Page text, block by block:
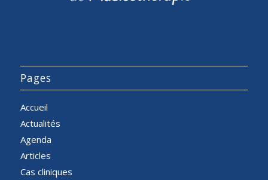
Pages
Accueil
Actualités
Agenda
Articles
Cas cliniques